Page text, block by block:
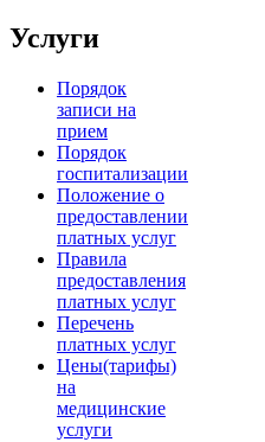
Услуги
Порядок
записи на
прием
Порядок
госпитализации
Положение о
предоставлении
платных услуг
Правила
предоставления
платных услуг
Перечень
платных услуг
Цены(тарифы)
на
медицинские
услуги